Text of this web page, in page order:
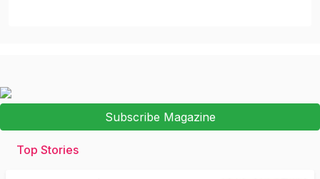
Subscribe Magazine
Top Stories